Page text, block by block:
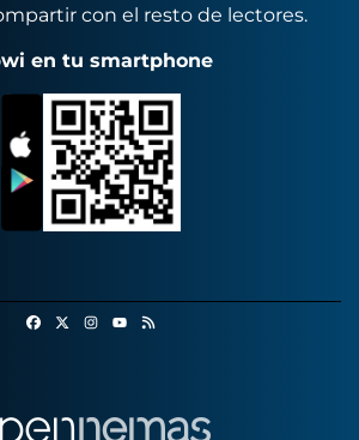
con el resto de lectores.
en tu smartphone
FacebookInstagram